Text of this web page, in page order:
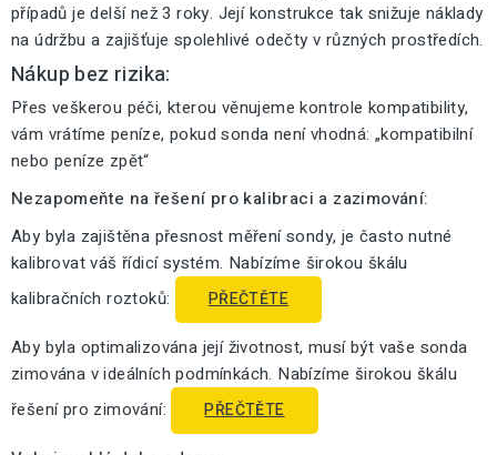
případů je delší než 3 roky. Její konstrukce tak snižuje náklady
na údržbu a zajišťuje spolehlivé odečty v různých prostředích.
Nákup bez rizika:
Přes veškerou péči, kterou věnujeme kontrole kompatibility,
vám vrátíme peníze, pokud sonda není vhodná: „kompatibilní
nebo peníze zpět“
Nezapomeňte na řešení pro kalibraci a zazimování:
Aby byla zajištěna přesnost měření sondy, je často nutné
kalibrovat váš řídicí systém. Nabízíme širokou škálu
kalibračních roztoků:
PŘEČTĚTE
Aby byla optimalizována její životnost, musí být vaše sonda
zimována v ideálních podmínkách. Nabízíme širokou škálu
řešení pro zimování:
PŘEČTĚTE